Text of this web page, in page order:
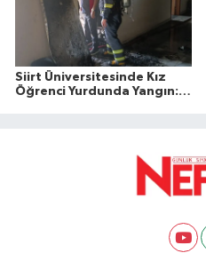
Siirt Üniversitesinde Kız
Öğrenci Yurdunda Yangın: 1